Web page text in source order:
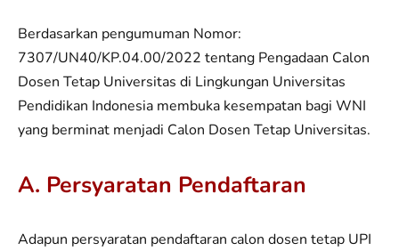
Berdasarkan pengumuman Nomor:
7307/UN40/KP.04.00/2022 tentang Pengadaan Calon
Dosen Tetap Universitas di Lingkungan Universitas
Pendidikan Indonesia membuka kesempatan bagi WNI
yang berminat menjadi Calon Dosen Tetap Universitas.
A. Persyaratan Pendaftaran
Adapun persyaratan pendaftaran calon dosen tetap UPI